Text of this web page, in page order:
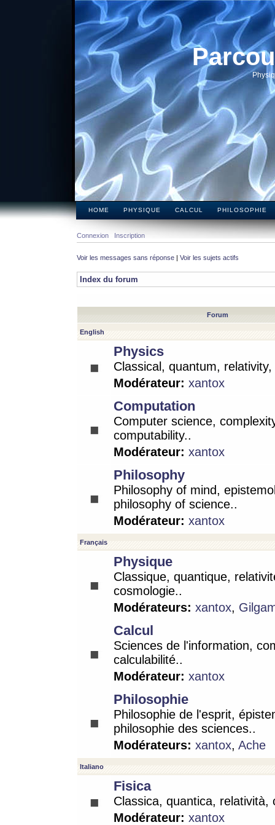
HOME PHYSIQUE CALCUL PHILOSOPHIE
Connexion Inscription
Voir les messages sans réponse | Voir les sujets actifs
Index du forum
Forum
English
Physics
Classical, quantum,
Modérateur: xantox
Computation
Computer science,
computability..
Modérateur: xantox
Philosophy
Philosophy of mind,
philosophy of science..
Modérateur: xantox
Français
Physique
Classique, quantique,
cosmologie..
Modérateurs: xantox,
Calcul
Sciences de l'information,
calculabilité..
Modérateur: xantox
Philosophie
Philosophie de l'esprit,
philosophie des sciences..
Modérateurs: xantox, Ache
Italiano
Fisica
Classica, quantica, relatività,
Modérateur: xantox